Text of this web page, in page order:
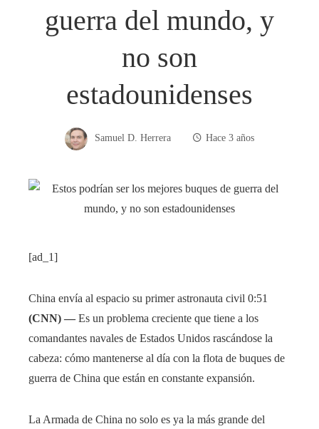
guerra del mundo, y
no son
estadounidenses
Samuel D. Herrera Hace 3 años
[ad_1]
China envía al espacio su primer astronauta civil 0:51
(CNN) — Es un problema creciente que tiene a los
comandantes navales de Estados Unidos rascándose la
cabeza: cómo mantenerse al día con la flota de buques de
guerra de China que están en constante expansión.
La Armada de China no solo es ya la más grande del